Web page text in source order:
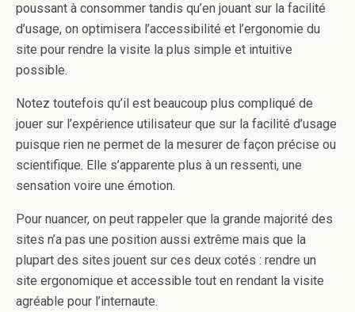
poussant à consommer tandis qu’en jouant sur la facilité
d’usage, on optimisera l’accessibilité et l’ergonomie du
site pour rendre la visite la plus simple et intuitive
possible.
Notez toutefois qu’il est beaucoup plus compliqué de
jouer sur l’expérience utilisateur que sur la facilité d’usage
puisque rien ne permet de la mesurer de façon précise ou
scientifique. Elle s’apparente plus à un ressenti, une
sensation voire une émotion.
Pour nuancer, on peut rappeler que la grande majorité des
sites n’a pas une position aussi extrême mais que la
plupart des sites jouent sur ces deux cotés : rendre un
site ergonomique et accessible tout en rendant la visite
agréable pour l’internaute.